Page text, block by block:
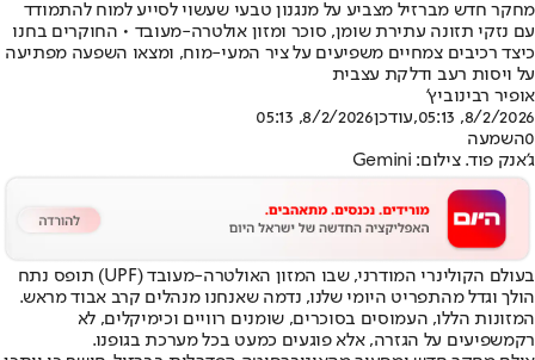
מחקר חדש מברזיל מצביע על מנגנון טבעי שעשוי לסייע למוח להתמודד
עם נזקי תזונה עתירת שומן, סוכר ומזון אולטרה-מעובד • החוקרים בחנו
כיצד רכיבים צמחיים משפיעים על ציר המעי-מוח, ומצאו השפעה מפתיעה
על ויסות רעב ודלקת עצבית
אופיר רבינוביץ'
8/2/2026, 05:13
,עודכן8/2/2026, 05:13
0השמעה
ג'אנק פוד. צילום: Gemini
בעולם הקולינרי המודרני, שבו המזון האולטרה-מעובד (UPF) תופס נתח
הולך וגדל מהתפריט היומי שלנו, נדמה שאנחנו מנהלים קרב אבוד מראש.
המזונות הללו, העמוסים בסוכרים, שומנים רוויים וכימיקלים, לא
רקמשפיעים על הגזרה, אלא פוגעים כמעט בכל מערכת בגופנו.